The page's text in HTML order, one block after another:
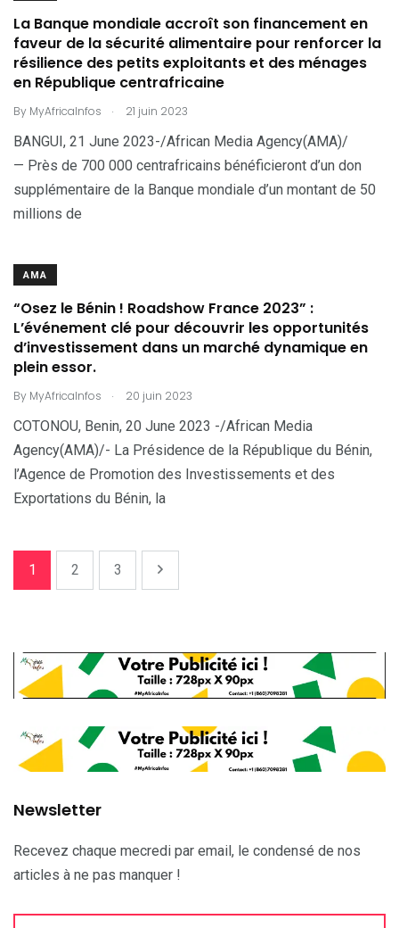
La Banque mondiale accroît son financement en
faveur de la sécurité alimentaire pour renforcer la
résilience des petits exploitants et des ménages
en République centrafricaine
By MyAfricaInfos . 21 juin 2023
BANGUI, 21 June 2023-/African Media Agency(AMA)/
— Près de 700 000 centrafricains bénéficieront d’un don
supplémentaire de la Banque mondiale d’un montant de 50
millions de
AMA
“Osez le Bénin ! Roadshow France 2023” :
L’événement clé pour découvrir les opportunités
d’investissement dans un marché dynamique en
plein essor.
By MyAfricaInfos . 20 juin 2023
COTONOU, Benin, 20 June 2023 -/African Media
Agency(AMA)/- La Présidence de la République du Bénin,
l’Agence de Promotion des Investissements et des
Exportations du Bénin, la
1 2 3
Newsletter
Recevez chaque mecredi par email, le condensé de nos
articles à ne pas manquer !